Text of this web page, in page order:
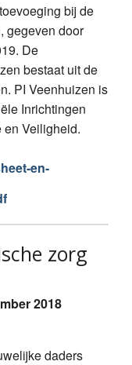
bij de
gegeven door
De
bestaat uit de
PI Veenhuizen is
Inrichtingen
en Veiligheid.
en-
zorg
2018
daders